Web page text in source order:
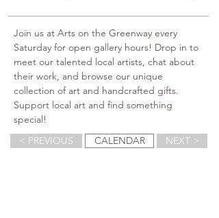
Join us at Arts on the Greenway every
Saturday for open gallery hours! Drop in to
meet our talented local artists, chat about
their work, and browse our unique
collection of art and handcrafted gifts.
Support local art and find something
special!
< PREVIOUS
CALENDAR NEXT >